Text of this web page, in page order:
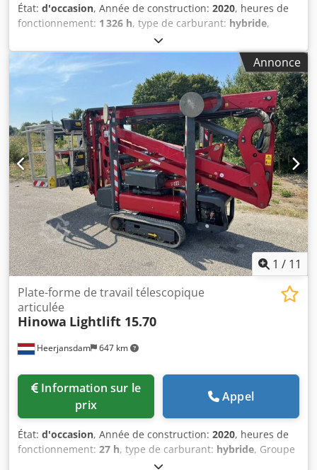
État: d'occasion, Année de construction: 2020, heures de
fonctionnement: 1 326 h, type de carburant: hybride,
Groupe motopropulseur Marque du moteur : Kubota Poids
Poids à vide : 2 850 kg Fonctionnalités Mât : articulé
Capacité de levage : 230 kg Hauteur de travail : 2 000 cm
Informations complémentaires Niveau d’émissions : Stage
V / Tier V Conditions de livraison : EXW Portée horizontale
maximale : 1 000 m Angle maximal de l’extension du bras :
360 degrés Chsdpjzrrx Tjfx Acmea Angle maximal
d’inclinaison de la plateforme de travail : 180 degrés Pays
de fabrication : IT Informations complémentaires Pour plus
d’informations, veuillez contacter Martyn Joosse.
Annonce
1 / 11
Heerjansdam 647 km
Plate-forme de travail télescopique
articulée
Hinowa Lightlift 15.70
prix
Appel
État: d'occasion, Année de construction: 2020, heures de
fonctionnement: 27 h, type de carburant: hybride, Groupe
motopropulseur Marque du moteur : Kubota Poids Poids à